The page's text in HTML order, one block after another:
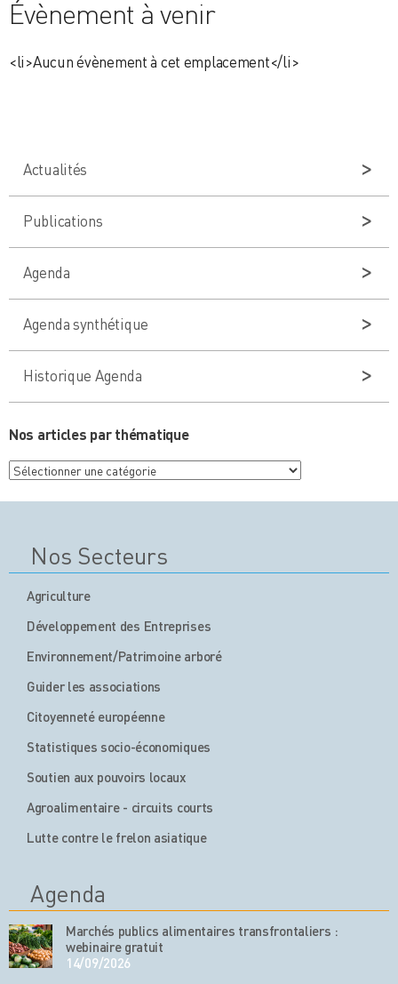
Évènement à venir
<li>Aucun évènement à cet emplacement</li>
Actualités
Publications
Agenda
Agenda synthétique
Historique Agenda
Nos articles par thématique
Nos
articles
Nos Secteurs
Agriculture
Développement des Entreprises
Environnement/Patrimoine arboré
Guider les associations
Citoyenneté européenne
Statistiques socio-économiques
Soutien aux pouvoirs locaux
Agroalimentaire - circuits courts
Lutte contre le frelon asiatique
Agenda
Marchés publics alimentaires transfrontaliers :
webinaire gratuit
14/09/2026